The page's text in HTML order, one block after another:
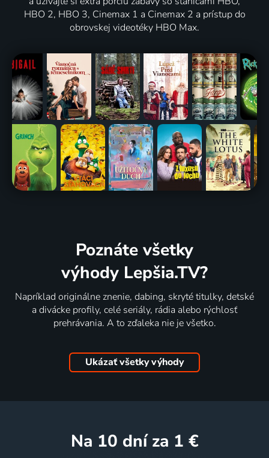
HBO 2, HBO 3, Cinemax 1 a Cinemax 2 a prístup do
obrovskej videotéky HBO Max.
Poznáte všetky
výhody Lepšia.TV?
Napríklad originálne znenie, dabing, skryté titulky, detské
a divácke profily, celé seriály, rádia alebo rýchlosť
prehrávania. A to zďaleka nie je všetko.
Ukázať všetky výhody
na 10 dní za 1 €